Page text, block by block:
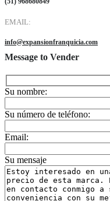
EMAIL:
info@expansionfranquicia.com
Message to Vender
Su nombre:
Su número de teléfono:
Email:
Su mensaje